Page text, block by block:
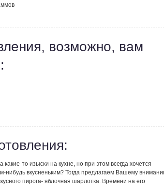
возможно, вам
какие-то изыски на кухне, но при этом всегда хочется
нибудь вкусненьким? Тогда предлагаем Вашему
пирога- яблочная шарлотка. Времени на его